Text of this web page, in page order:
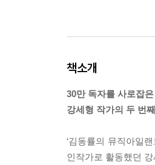
책소개
30만 독자를 사로잡
강세형 작가의 두 번
‘김동률의 뮤직아일
인작가로 활동했던